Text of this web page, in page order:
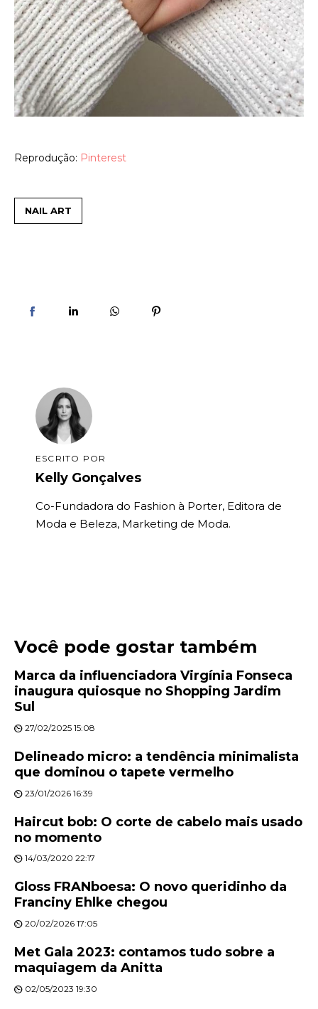
Reprodução: Pinterest
NAIL ART
ESCRITO POR
Kelly Gonçalves
Co-Fundadora do Fashion à Porter, Editora de
Moda e Beleza, Marketing de Moda.
Você pode gostar também
Marca da influenciadora Virgínia Fonseca
inaugura quiosque no Shopping Jardim
Sul
27/02/2025 15:08
Delineado micro: a tendência minimalista
que dominou o tapete vermelho
23/01/2026 16:39
Haircut bob: O corte de cabelo mais usado
no momento
14/03/2020 22:17
Gloss FRANboesa: O novo queridinho da
Franciny Ehlke chegou
20/02/2026 17:05
Met Gala 2023: contamos tudo sobre a
maquiagem da Anitta
02/05/2023 19:30